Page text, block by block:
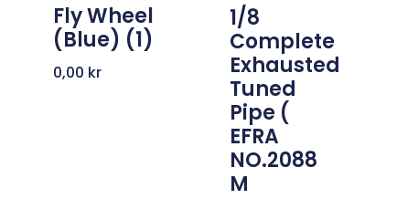
Fly Wheel
(Blue) (1)
0,00 kr
1/8
Complete
Exhausted
Tuned
Pipe (
EFRA
NO.2088
M